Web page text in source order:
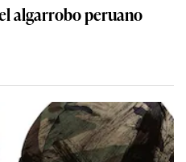
algarrobo peruano